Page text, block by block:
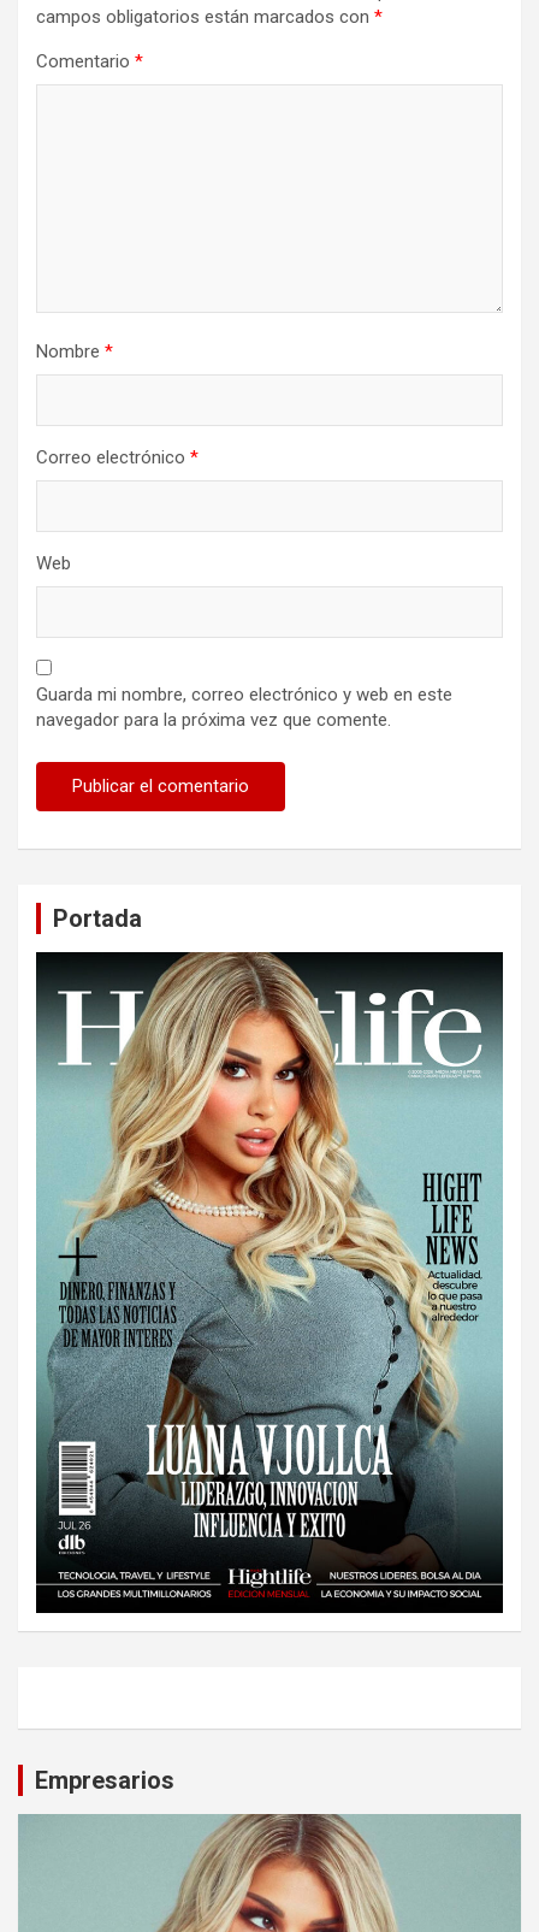
campos obligatorios están marcados con *
Comentario *
Nombre *
Correo electrónico *
Web
Guarda mi nombre, correo electrónico y web en este
navegador para la próxima vez que comente.
Portada
Empresarios